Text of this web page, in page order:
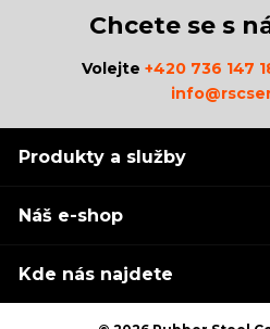
Chcete se s
Volejte +420 736 147
Produkty a služby
Náš e-shop
Kde nás najdete